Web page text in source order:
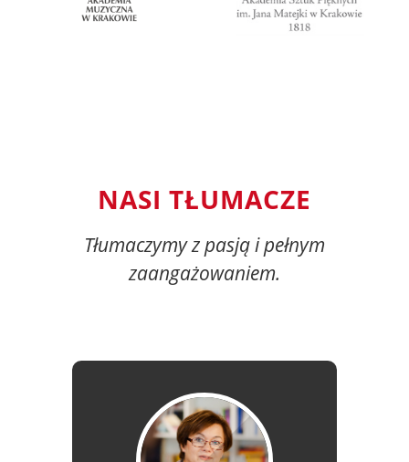
NASI TŁUMACZE
Tłumaczymy z pasją i pełnym
zaangażowaniem.